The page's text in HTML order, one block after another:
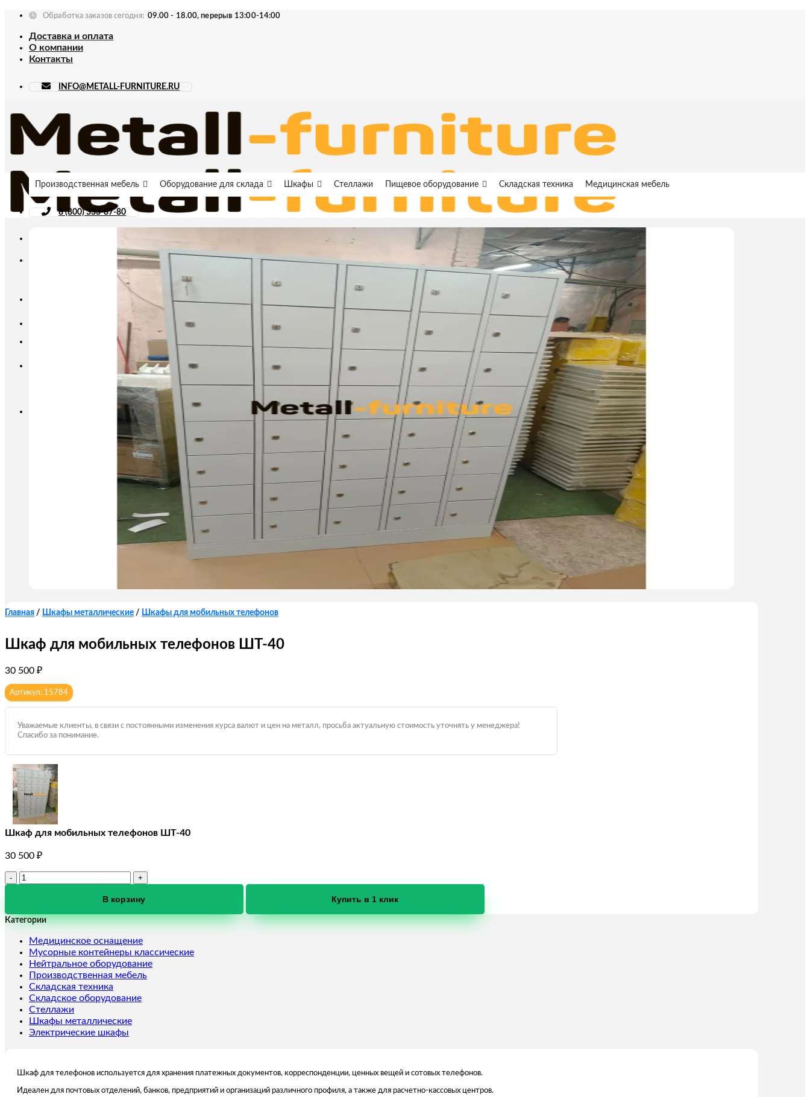
Skip
content
Обработка заказов сегодня: 09.00 - 18.00, перерыв 13:00-14:00
Доставка и оплата
О компании
Контакты
INFO@METALL-FURNITURE.RU
INFO@METALL-FURNITURE.RU
Производственная мебель Оборудование для склада Шкафы Стеллажи Пищевое оборудование Складская техника Медицинская мебель
8 (800) 333-87-80
Главная / Шкафы металлические / Шкафы для мобильных телефонов
Шкаф для мобильных телефонов ШТ-40
30 500 ₽
Артикул: 15784
Уважаемые клиенты, в связи с постоянными изменения курса валют и цен на металл, просьба актуальную стоимость уточнять у менеджера!
Спасибо за понимание.
Шкаф для мобильных телефонов ШТ-40
30 500 ₽
Количество
мобильных
ШТ-40
В корзину Купить в 1 клик
Категории
Медицинское оснащение
Мусорные контейнеры классические
Нейтральное оборудование
Производственная мебель
Складская техника
Складское оборудование
Стеллажи
Шкафы металлические
Электрические шкафы
Шкаф для телефонов используется для хранения платежных документов, корреспонденции, ценных вещей и сотовых телефонов.
Идеален для почтовых отделений, банков, предприятий и организаций различного профиля, а также для расчетно-кассовых центров.